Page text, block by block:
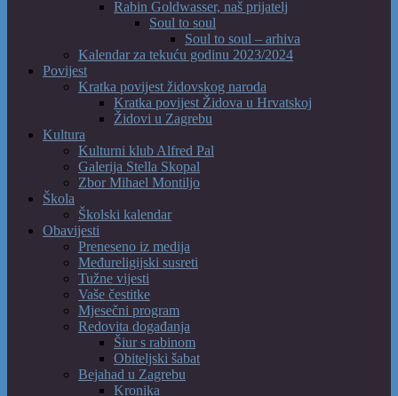
Rabin Goldwasser, naš prijatelj
Soul to soul
Soul to soul – arhiva
Kalendar za tekuću godinu 2023/2024
Povijest
Kratka povijest židovskog naroda
Kratka povijest Židova u Hrvatskoj
Židovi u Zagrebu
Kultura
Kulturni klub Alfred Pal
Galerija Stella Skopal
Zbor Mihael Montiljo
Škola
Školski kalendar
Obavijesti
Preneseno iz medija
Međureligijski susreti
Tužne vijesti
Vaše čestitke
Mjesečni program
Redovita događanja
Šiur s rabinom
Obiteljski šabat
Bejahad u Zagrebu
Kronika